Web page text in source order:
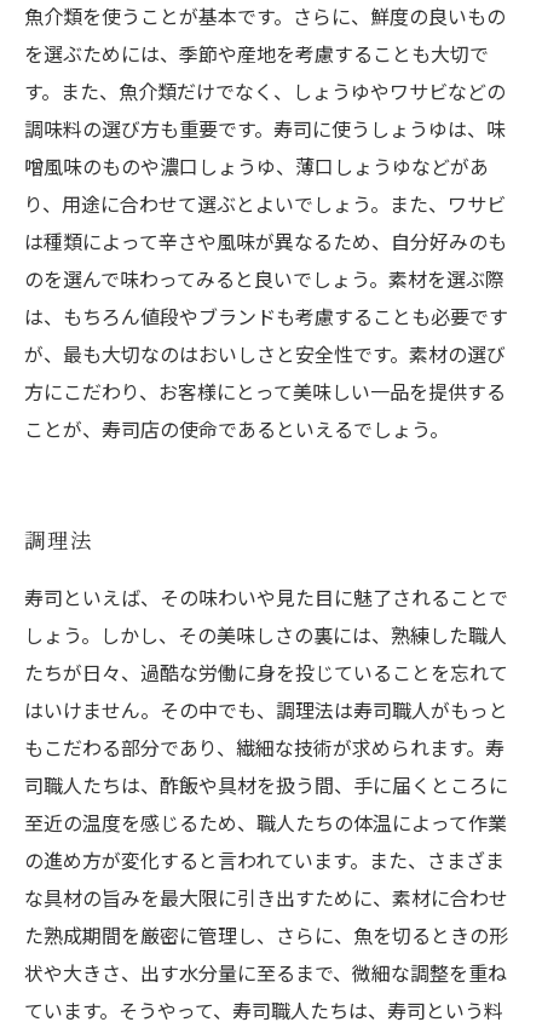
魚介類を使うことが基本です。さらに、鮮度の良いもの
を選ぶためには、季節や産地を考慮することも大切で
す。また、魚介類だけでなく、しょうゆやワサビなどの
調味料の選び方も重要です。寿司に使うしょうゆは、味
噌風味のものや濃口しょうゆ、薄口しょうゆなどがあ
り、用途に合わせて選ぶとよいでしょう。また、ワサビ
は種類によって辛さや風味が異なるため、自分好みのも
のを選んで味わってみると良いでしょう。素材を選ぶ際
は、もちろん値段やブランドも考慮することも必要です
が、最も大切なのはおいしさと安全性です。素材の選び
方にこだわり、お客様にとって美味しい一品を提供する
ことが、寿司店の使命であるといえるでしょう。
調理法
寿司といえば、その味わいや見た目に魅了されることで
しょう。しかし、その美味しさの裏には、熟練した職人
たちが日々、過酷な労働に身を投じていることを忘れて
はいけません。その中でも、調理法は寿司職人がもっと
もこだわる部分であり、繊細な技術が求められます。寿
司職人たちは、酢飯や具材を扱う間、手に届くところに
至近の温度を感じるため、職人たちの体温によって作業
の進め方が変化すると言われています。また、さまざま
な具材の旨みを最大限に引き出すために、素材に合わせ
た熟成期間を厳密に管理し、さらに、魚を切るときの形
状や大きさ、出す水分量に至るまで、微細な調整を重ね
ています。そうやって、寿司職人たちは、寿司という料